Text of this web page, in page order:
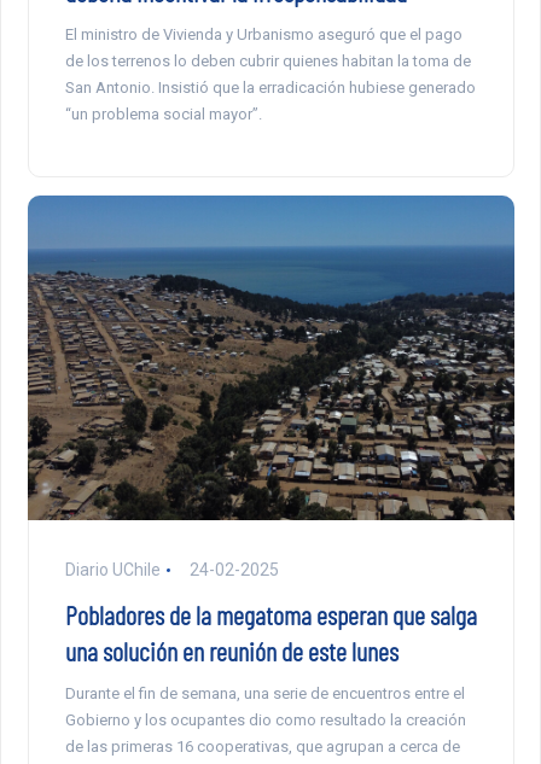
El ministro de Vivienda y Urbanismo aseguró que el pago
de los terrenos lo deben cubrir quienes habitan la toma de
San Antonio. Insistió que la erradicación hubiese generado
“un problema social mayor”.
Diario UChile 24-02-2025
Pobladores de la megatoma esperan que salga
una solución en reunión de este lunes
Durante el fin de semana, una serie de encuentros entre el
Gobierno y los ocupantes dio como resultado la creación
de las primeras 16 cooperativas, que agrupan a cerca de